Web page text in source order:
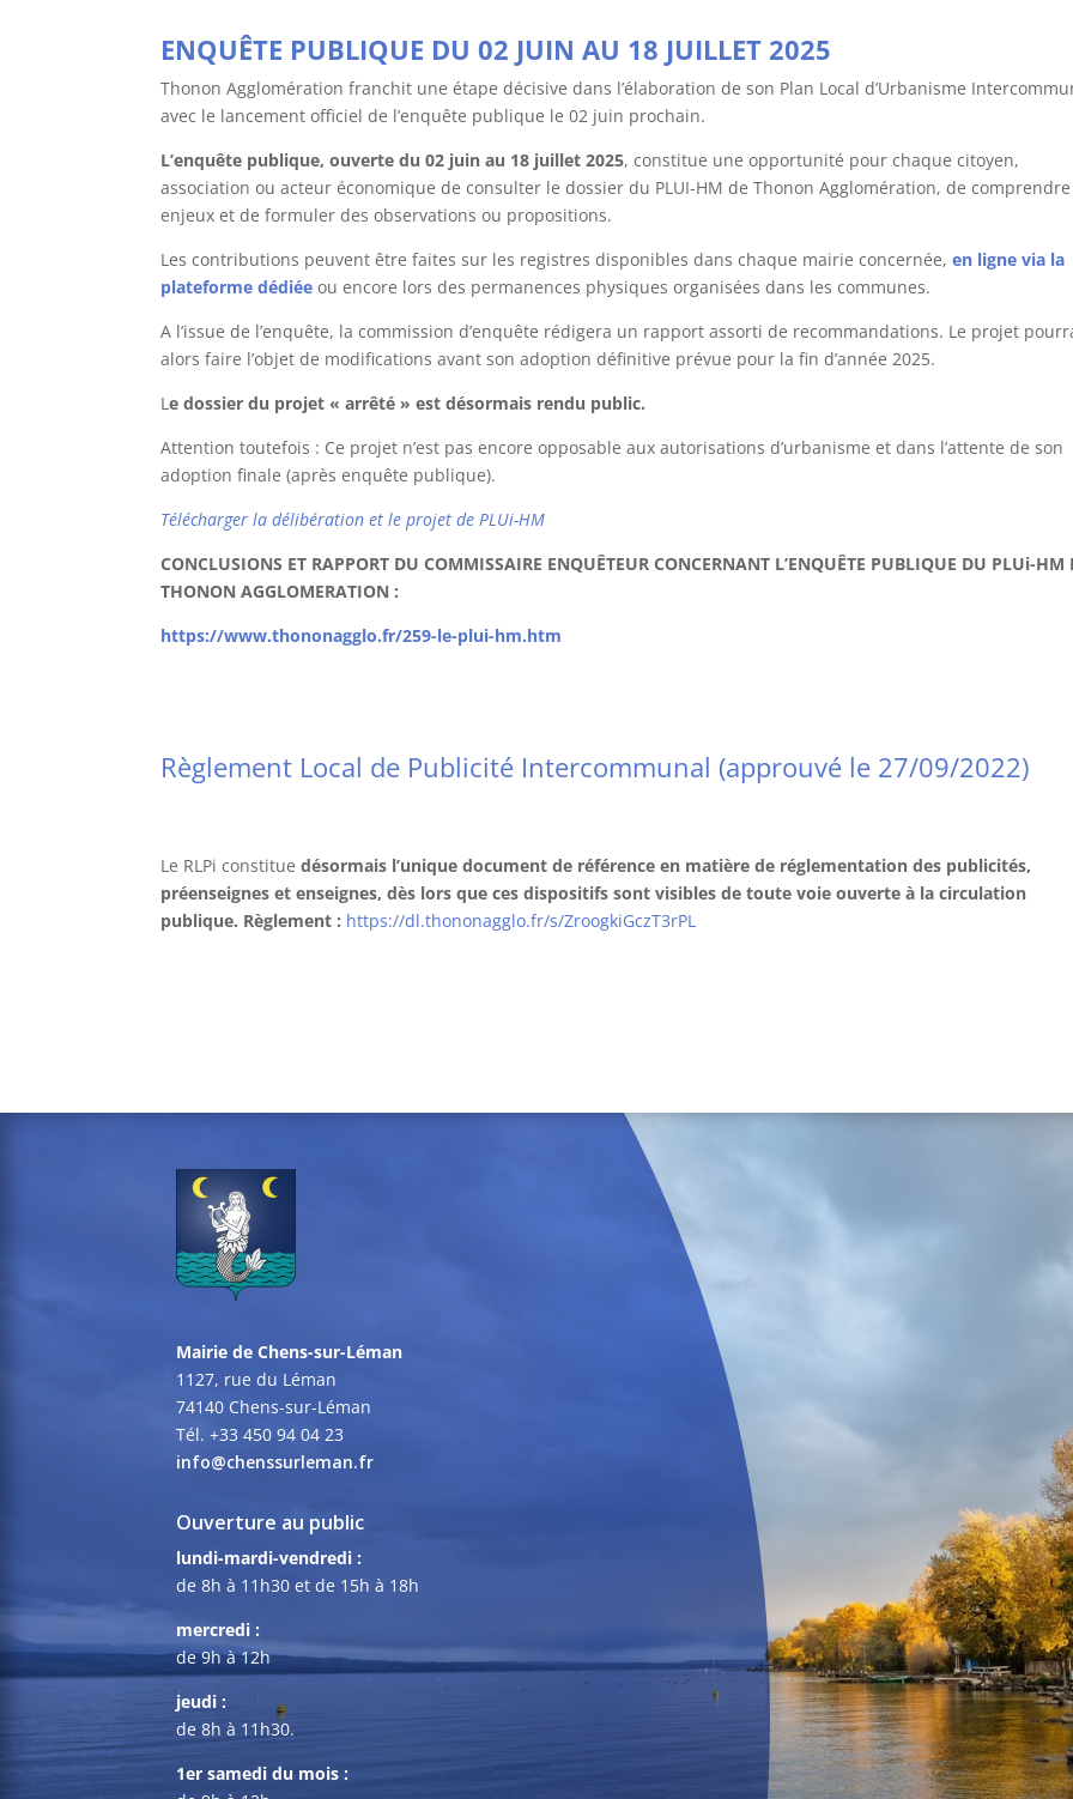
ENQUÊTE PUBLIQUE DU 02 JUIN AU 18 JUILLET 2025
Thonon Agglomération franchit une étape décisive dans l’élaboration de son Plan Local d’Urbanisme
avec le lancement officiel de l’enquête publique le 02 juin prochain.
L’enquête publique, ouverte du 02 juin au 18 juillet 2025, constitue une opportunité pour chaque citoyen,
association ou acteur économique de consulter le dossier du PLUI-HM de Thonon Agglomération, de
enjeux et de formuler des observations ou propositions.
Les contributions peuvent être faites sur les registres disponibles dans chaque mairie concernée,en ligne via la
plateforme dédiée ou encore lors des permanences physiques organisées dans les communes.
A l’issue de l’enquête, la commission d’enquête rédigera un rapport assorti de recommandations. Le projet
alors faire l’objet de modifications avant son adoption définitive prévue pour la fin d’année 2025.
Le dossier du projet « arrêté » est désormais rendu public.
Attention toutefois : Ce projet n’est pas encore opposable aux autorisations d’urbanisme et dans l’attente de son
adoption finale (après enquête publique).
Télécharger la délibération et le projet de PLUi-HM
CONCLUSIONS ET RAPPORT DU COMMISSAIRE ENQUÊTEUR CONCERNANT L’ENQUÊTE PUBLIQUE DU PLUi-HM
THONON AGGLOMERATION :
https://www.thononagglo.fr/259-le-plui-hm.htm
Règlement Local de Publicité Intercommunal (approuvé le 27/09/2022)
Le RLPi constituedésormais l’unique document de référence en matière de réglementation des publicités,
préenseignes et enseignes, dès lors que ces dispositifs sont visibles de toute voie ouverte à la circulation
publique. Règlement : https://dl.thononagglo.fr/s/ZroogkiGczT3rPL
Mairie de Chens-sur-Léman
1127, rue du Léman
74140 Chens-sur-Léman
Tél. +33 450 94 04 23
info@chenssurleman.fr
Ouverture au public
lundi-mardi-vendredi :
de 8h à 11h30 et de 15h à 18h
mercredi :
de 9h à 12h
jeudi :
de 8h à 11h30.
1er samedi du mois :